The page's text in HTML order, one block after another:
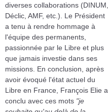
diverses collaborations (DINUM,
Déclic, AMF, etc.). Le Président
a tenu à rendre hommage à
l'équipe des permanents,
passionnée par le Libre et plus
que jamais investie dans ses
missions. En conclusion, après
avoir évoqué l'état actuel du
Libre en France, François Elie a
conclu avec ces mots "je